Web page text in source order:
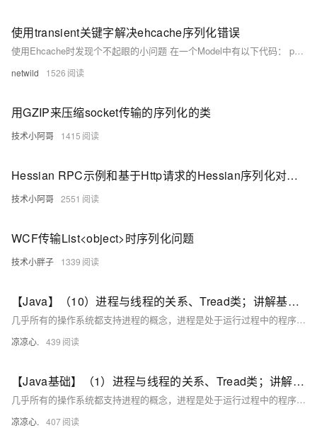
使用transient关键字解决ehcache序列化错误
使用Ehcache时发现个不起眼的小问题 在一个Model中有以下代码： public class MyModel implements Serializable { private static final long serialVersionUID = -990334519...
netwild 1526
用GZIP来压缩socket传输的序列化的类
技术小阿哥 1415
Hessian RPC示例和基于Http请求的Hessian序列化对象传输
技术小阿哥 2551
WCF传输List<object>时序列化问题
技术小胖子 1339
【Java】（10）进程与线程的关系、Tread类；讲解基本线程安全、网络编程内容；JSON序列化与反序列化
几乎所有的操作系统都支持进程的概念，进程是处于运行过程中的程序，并且具有一定的独立功能，进程是系统进行资源分配和调度的一个独立单位一般而言，进程包含如下三个特征。独立性动态性并发性。
凉凉心. 439
【Java基础】（1）进程与线程的关系、Tread类；讲解基本线程安全、网络编程内容；JSON序列化与反序列化
几乎所有的操作系统都支持进程的概念，进程是处于运行过程中的程序，并且具有一定的独立功能，进程是系统进行资源分配和调度的一个独立单位一般而言，进程包含如下三个特征。独立性动态性并发性。
凉凉心. 407